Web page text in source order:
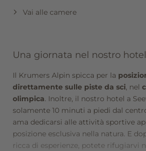
Vai alle camere
Una giornata nel nostro
Il Krumers Alpin spicca per la
direttamente sulle piste da sci, nel
olimpica. Inoltre, il nostro hotel a
solamente 10 minuti a piedi dal
ama dedicarsi alle attività sportive
posizione esclusiva nella natura. E
ricca di esperienze, potete rifugiarvi